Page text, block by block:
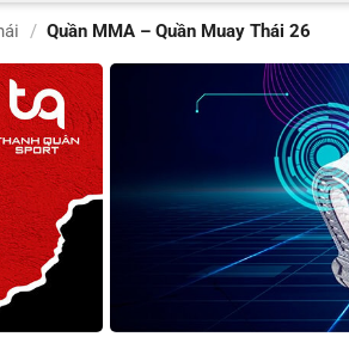
/ Quần MMA – Quần Muay Thái 26